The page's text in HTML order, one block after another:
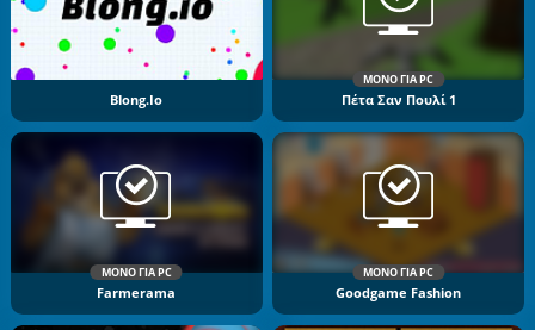
Blong.io
ΜΌΝΟ ΓΙΑ PC
Πέτα Σαν Πουλί 1
ΜΌΝΟ ΓΙΑ PC
Farmerama
ΜΌΝΟ ΓΙΑ PC
Goodgame Fashion